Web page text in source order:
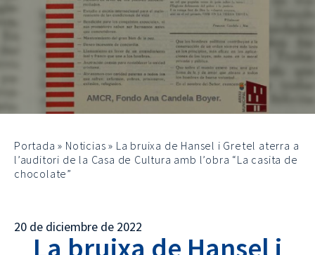
Portada » Noticias » La bruixa de Hansel i Gretel aterra a
l’auditori de la Casa de Cultura amb l’obra “La casita de
chocolate”
20 de diciembre de 2022
La bruixa de Hansel i